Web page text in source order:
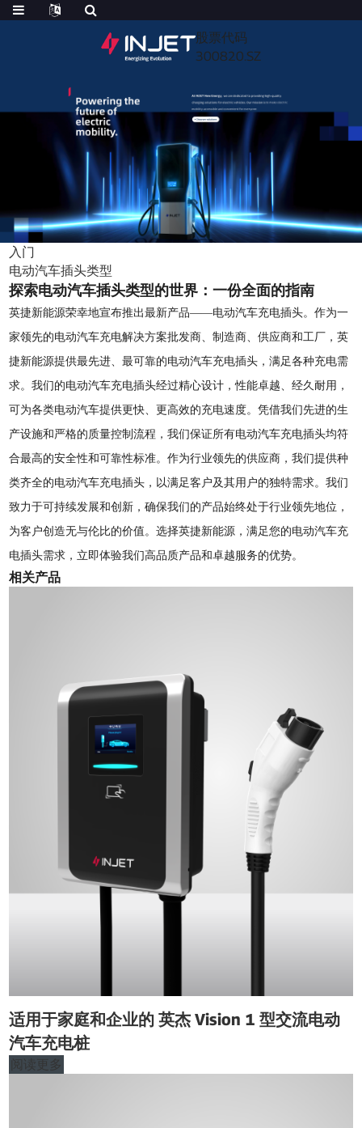
股票代码
300820.SZ
入门
电动汽车插头类型
探索电动汽车插头类型的世界：一份全面的指南
英捷新能源荣幸地宣布推出最新产品——电动汽车充电插头。作为一
家领先的电动汽车充电解决方案批发商、制造商、供应商和工厂，英
捷新能源提供最先进、最可靠的电动汽车充电插头，满足各种充电需
求。我们的电动汽车充电插头经过精心设计，性能卓越、经久耐用，
可为各类电动汽车提供更快、更高效的充电速度。凭借我们先进的生
产设施和严格的质量控制流程，我们保证所有电动汽车充电插头均符
合最高的安全性和可靠性标准。作为行业领先的供应商，我们提供种
类齐全的电动汽车充电插头，以满足客户及其用户的独特需求。我们
致力于可持续发展和创新，确保我们的产品始终处于行业领先地位，
为客户创造无与伦比的价值。选择英捷新能源，满足您的电动汽车充
电插头需求，立即体验我们高品质产品和卓越服务的优势。
相关产品
适用于家庭和企业的 英杰 Vision 1 型交流电动
汽车充电桩
阅读更多